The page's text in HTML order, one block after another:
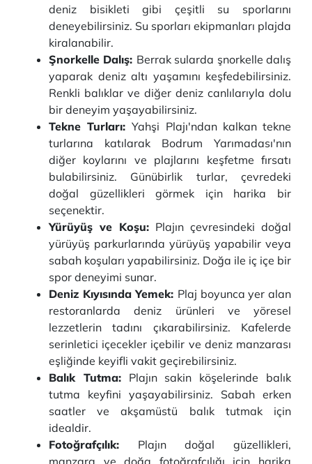
deniz bisikleti gibi çeşitli su sporlarını
deneyebilirsiniz. Su sporları ekipmanları plajda
kiralanabilir.
Şnorkelle Dalış: Berrak sularda şnorkelle dalış
yaparak deniz altı yaşamını keşfedebilirsiniz.
Renkli balıklar ve diğer deniz canlılarıyla dolu
bir deneyim yaşayabilirsiniz.
Tekne Turları:Yahşi Plajı'ndan kalkan tekne
turlarına katılarak Bodrum Yarımadası'nın
diğer koylarını ve plajlarını keşfetme fırsatı
bulabilirsiniz. Günübirlik turlar, çevredeki
doğal güzellikleri görmek için harika bir
seçenektir.
Yürüyüş ve Koşu: Plajın çevresindeki doğal
yürüyüş parkurlarında yürüyüş yapabilir veya
sabah koşuları yapabilirsiniz. Doğa ile iç içe bir
spor deneyimi sunar.
Deniz Kıyısında Yemek: Plaj boyunca yer alan
restoranlarda deniz ürünleri ve yöresel
lezzetlerin tadını çıkarabilirsiniz. Kafelerde
serinletici içecekler içebilir ve deniz manzarası
eşliğinde keyifli vakit geçirebilirsiniz.
Balık Tutma:Plajın sakin köşelerinde balık
tutma keyfini yaşayabilirsiniz. Sabah erken
saatler ve akşamüstü balık tutmak için
idealdir.
Fotoğrafçılık: Plajın doğal güzellikleri,
manzara ve doğa fotoğrafçılığı için harika